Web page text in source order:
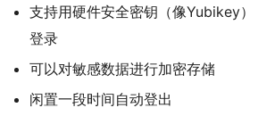
支持用硬件安全密钥（像Yubikey）
登录
可以对敏感数据进行加密存储
闲置一段时间自动登出